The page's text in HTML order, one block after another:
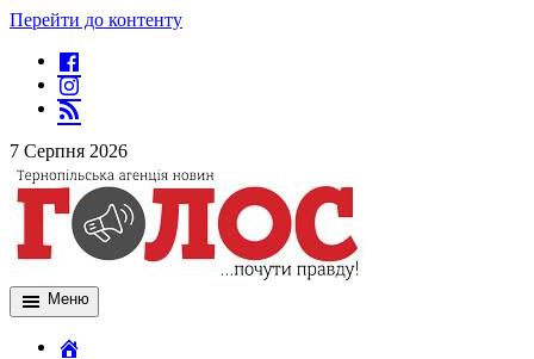
Перейти до контенту
7 Серпня 2026
Меню